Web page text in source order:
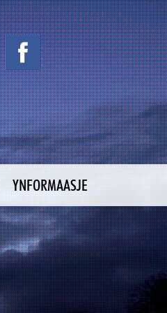
YNFORMAASJE